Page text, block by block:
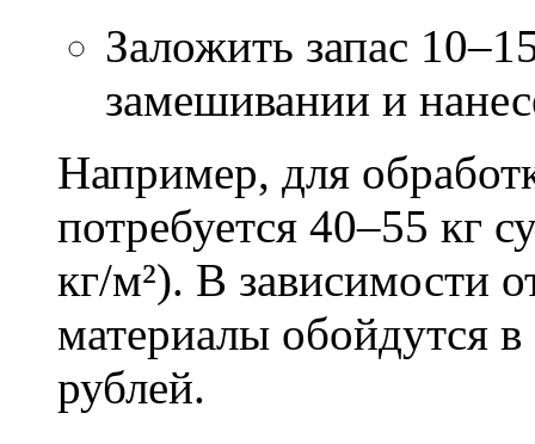
Заложить запас
замешивании и
Например, для
потребуется 40–55 кг
кг/м²). В зависимости
материалы обойдутся
рублей.